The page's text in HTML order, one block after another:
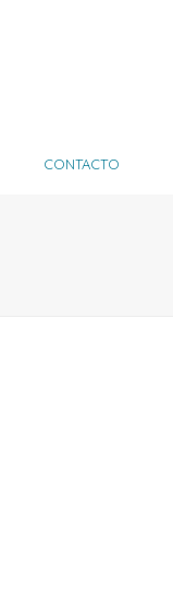
CONTACTO